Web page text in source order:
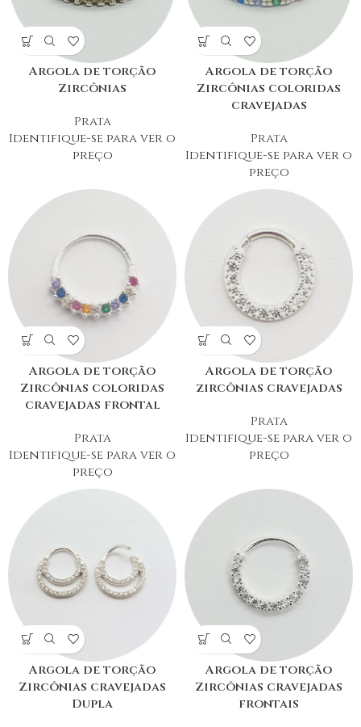
Argola de torção
Zircônias
Prata
Identifique-se para ver o
preço
Argola de torção
Zircônias coloridas
cravejadas
Prata
Identifique-se para ver o
preço
Argola de torção
Zircônias coloridas
cravejadas frontal
Prata
Identifique-se para ver o
preço
Argola de torção
zircônias cravejadas
Prata
Identifique-se para ver o
preço
Argola de torção
Zircônias cravejadas
Dupla
Argola de torção
Zircônias cravejadas
frontais